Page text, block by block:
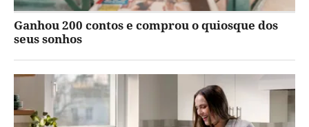
Ganhou 200 contos e comprou o quiosque dos
seus sonhos